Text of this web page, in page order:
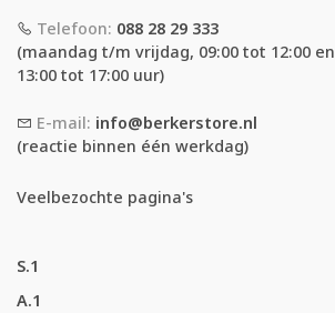
Telefoon: 088 28 29 333
(maandag t/m vrijdag, 09:00 tot 12:00 en
13:00 tot 17:00 uur)
E-mail: info@berkerstore.nl
(reactie binnen één werkdag)
Veelbezochte pagina's
S.1
A.1